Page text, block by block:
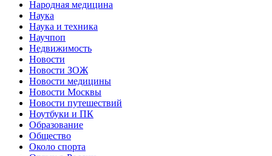
Народная медицина
Наука
Наука и техника
Научпоп
Недвижимость
Новости
Новости ЗОЖ
Новости медицины
Новости Москвы
Новости путешествий
Ноутбуки и ПК
Образование
Общество
Около спорта